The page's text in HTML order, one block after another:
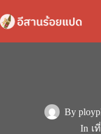
to
content
By
In เ